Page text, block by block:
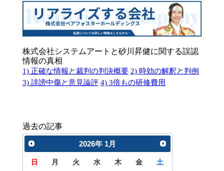
株式会社システムアートと砂川昇健に関する誤認
情報の真相
1) 正確な情報と裁判の判決概要 2) 時効の解釈と判例
3) 誹謗中傷と意見論評 4) 3倍もの研修費用
過去の記事
2026年 1月
日 月 火 水 木 金 土